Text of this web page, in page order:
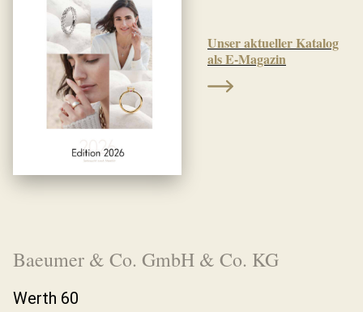
Unser aktueller Katalog
als E-Magazin
Baeumer & Co. GmbH & Co. KG
Werth 60